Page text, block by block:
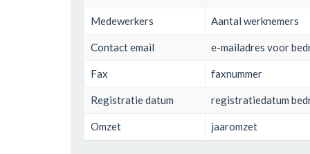
Medewerkers Aantal werknemers
Contact email e-mailadres voor
Fax faxnummer
Registratie datum registratiedatum
Omzet jaaromzet